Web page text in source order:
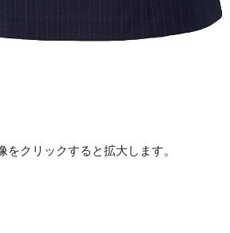
をクリックすると拡大します。